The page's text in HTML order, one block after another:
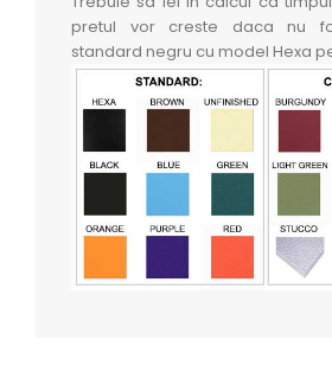
pretul vor creste daca nu
standard negru cu model Hexa